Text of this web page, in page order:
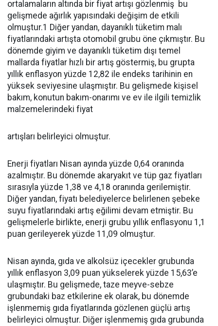
ortalamaların altında bir fiyat artışı gözlenmiş bu
gelişmede ağırlık yapısındaki değişim de etkili
olmuştur.1 Diğer yandan, dayanıklı tüketim malı
fiyatlarındaki artışta otomobil grubu öne çıkmıştır. Bu
dönemde giyim ve dayanıklı tüketim dışı temel
mallarda fiyatlar hızlı bir artış göstermiş, bu grupta
yıllık enflasyon yüzde 12,82 ile endeks tarihinin en
yüksek seviyesine ulaşmıştır. Bu gelişmede kişisel
bakım, konutun bakım-onarımı ve ev ile ilgili temizlik
malzemelerindeki fiyat
artışları belirleyici olmuştur.
Enerji fiyatları Nisan ayında yüzde 0,64 oranında
azalmıştır. Bu dönemde akaryakıt ve tüp gaz fiyatları
sırasıyla yüzde 1,38 ve 4,18 oranında gerilemiştir.
Diğer yandan, fiyatı belediyelerce belirlenen şebeke
suyu fiyatlarındaki artış eğilimi devam etmiştir. Bu
gelişmelerle birlikte, enerji grubu yıllık enflasyonu 1,1
puan gerileyerek yüzde 11,09 olmuştur.
Nisan ayında, gıda ve alkolsüz içecekler grubunda
yıllık enflasyon 3,09 puan yükselerek yüzde 15,63’e
ulaşmıştır. Bu gelişmede, taze meyve-sebze
grubundaki baz etkilerine ek olarak, bu dönemde
işlenmemiş gıda fiyatlarında gözlenen güçlü artış
belirleyici olmuştur. Diğer işlenmemiş gıda grubunda